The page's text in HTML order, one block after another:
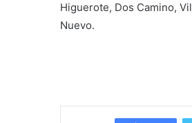
Higuerote, Dos Camino,
Nuevo.